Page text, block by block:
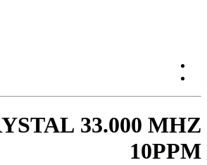
33.000 MHZ
10PPM